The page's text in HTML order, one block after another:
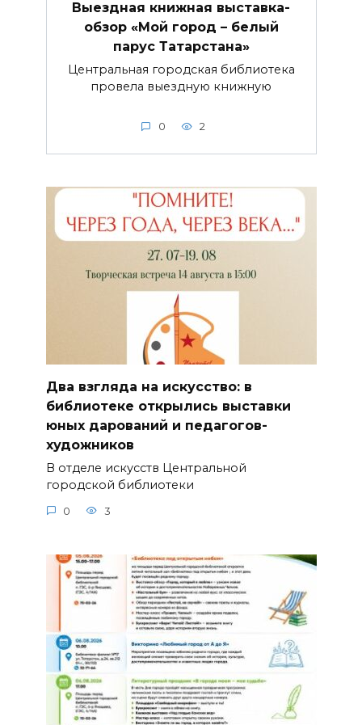
Выездная книжная выставка-
обзор «Мой город – белый
парус Татарстана»
Центральная городская библиотека
провела выездную книжную
0 2
Два взгляда на искусство: в
библиотеке открылись выставки
юных дарований и педагогов-
художников
В отделе искусств Центральной
городской библиотеки
0 3